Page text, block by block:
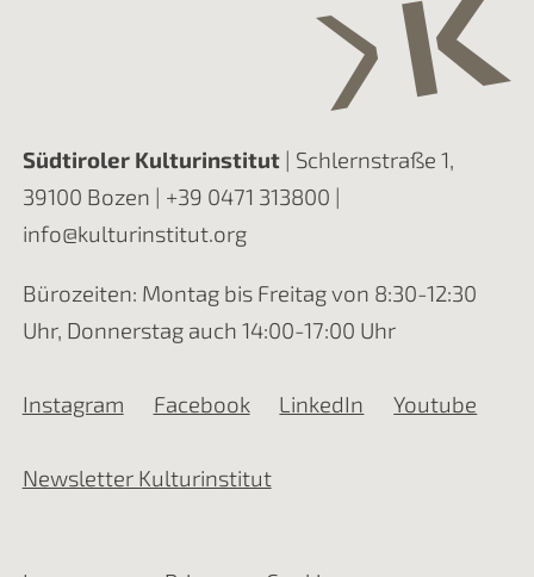
Südtiroler Kulturinstitut| Schlernstraße 1,
39100 Bozen | +39 0471 313800 |
info@kulturinstitut.org
Bürozeiten: Montag bis Freitag von 8:30-12:30
Uhr, Donnerstag auch 14:00-17:00 Uhr
Instagram Facebook LinkedIn Youtube
Newsletter Kulturinstitut